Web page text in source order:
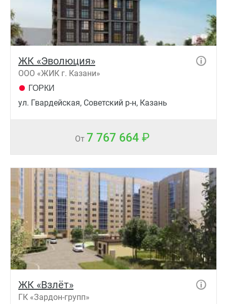
ЖК «Эволюция»
ООО «ЖИК г. Казани»
ГОРКИ
ул. Гвардейская, Советский р-н, Казань
От 7 767 664
ЖК «Взлёт»
ГК «Зардон-групп»